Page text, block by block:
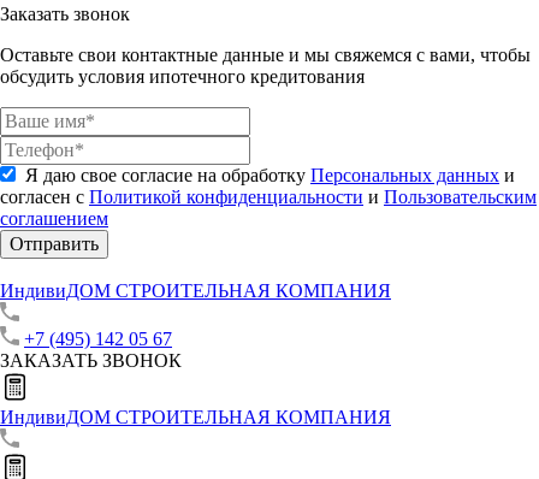
Заказать звонок
Оставьте свои контактные данные и мы свяжемся с вами, чтобы
обсудить условия ипотечного кредитования
Я даю свое согласие на обработку Персональных данных и
согласен с Политикой конфиденциальности и Пользовательским
соглашением
Отправить
ИндивиДОМ СТРОИТЕЛЬНАЯ КОМПАНИЯ
+7 (495) 142 05 67
ЗАКАЗАТЬ ЗВОНОК
ИндивиДОМ СТРОИТЕЛЬНАЯ КОМПАНИЯ